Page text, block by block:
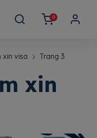
0
xin visa Trang 3
xin